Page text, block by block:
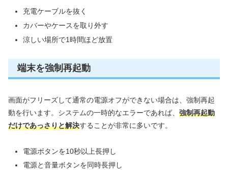
充電ケーブルを抜く
カバーやケースを取り外す
涼しい場所で1時間ほど放置
端末を強制再起動
画面がフリーズして通常の電源オフができない場合は、強制再起
動を行います。システムの一時的なエラーであれば、 強制再起動
だけであっさりと解決することが非常に多いです。
電源ボタンを10秒以上長押し
電源と音量ボタンを同時長押し